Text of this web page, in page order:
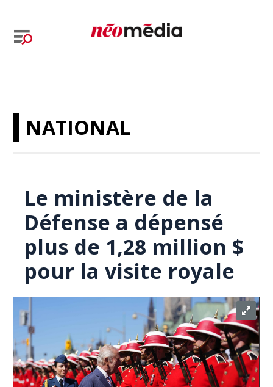
NATIONAL
Le ministère de la
Défense a dépensé
plus de 1,28 million $
pour la visite royale